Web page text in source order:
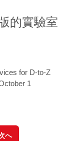
的實驗室
for D-to-Z
1
へ